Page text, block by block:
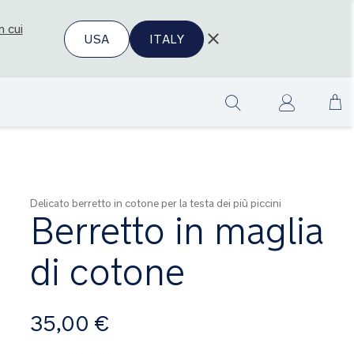
cui
USA ITALY
Delicato berretto in cotone per la testa dei più piccini
Berretto in maglia
di cotone
A
partire
35,00 €